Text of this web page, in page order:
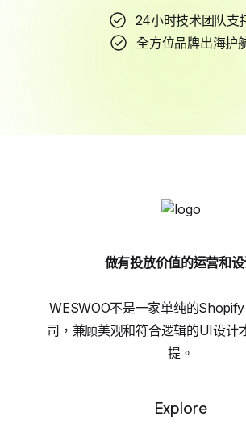
24小时技术团队支
全方位品牌出海护
做有投放价值的运营和
WESWOO不是一家单纯的
司，兼顾美观和符合逻辑的UI设计
提。
Explore